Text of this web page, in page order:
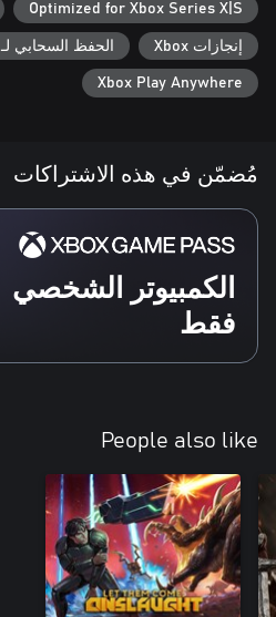
Optimized for Xbox Series X|S
إنجازات Xbox الحفظ السحابي لـ Xbox
Xbox Play Anywhere
مُضمّن في هذه الاشتراكات
الكمبيوتر الشخصي
فقط
People also like